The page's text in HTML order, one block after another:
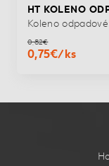
HT KOLENO
Koleno
0,82€
0,75€/ks